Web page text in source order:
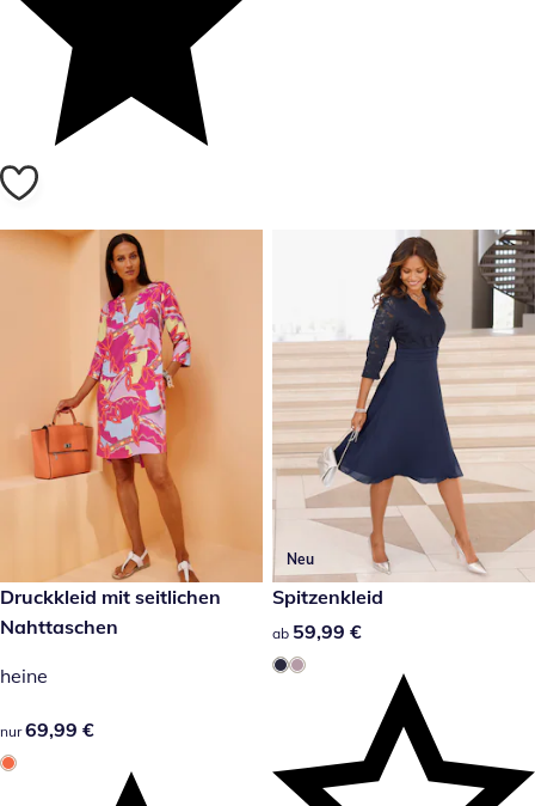
69,99 €
Druckkleid mit seitlichen
Nahttaschen
heine
69,99 €
nur 69,99 €
Neu
59,99 €
Spitzenkleid
59,99 €
ab 59,99 €